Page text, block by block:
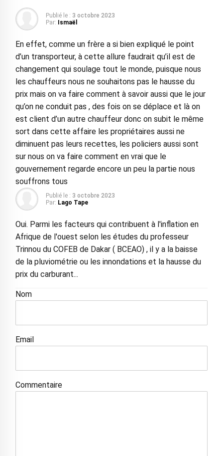
Publié le : 3 octobre 2023
Par:
Ismaël
En effet, comme un frère a si bien expliqué le point
d’un transporteur, à cette allure faudrait qu’il est de
changement qui soulage tout le monde, puisque nous
les chauffeurs nous ne souhaitons pas le hausse du
prix mais on va faire comment à savoir aussi que le jour
qu’on ne conduit pas , des fois on se déplace et là on
est client d’un autre chauffeur donc on subit le même
sort dans cette affaire les propriétaires aussi ne
diminuent pas leurs recettes, les policiers aussi sont
sur nous on va faire comment en vrai que le
gouvernement regarde encore un peu la partie nous
souffrons tous
Publié le : 3 octobre 2023
Par: Lago Tape
Oui. Parmi les facteurs qui contribuent à l'inflation en
Afrique de l'ouest selon les études du professeur
Trinnou du COFEB de Dakar ( BCEAO) , il y a la baisse
de la pluviométrie ou les innondations et la hausse du
prix du carburant...
Nom
Email
Commentaire